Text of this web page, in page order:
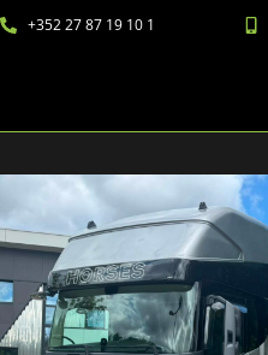
+352 27 87 19 10 1